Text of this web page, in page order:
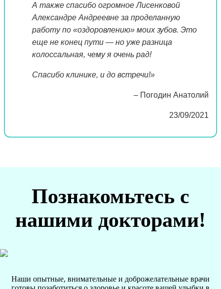
А также спасибо огромное Лисенковой
Александре Андреевне за проделанную
работу по «оздоровлению» моих зубов. Это
еще не конец пути — но уже разница
колоссальная, чему я очень рад!
Спасибо клинике, и до встречи!»
– Погодин Анатолий
23/09/2021
Познакомьтесь с
нашими докторами!
Наши опытные, внимательные и доброжелательные врачи